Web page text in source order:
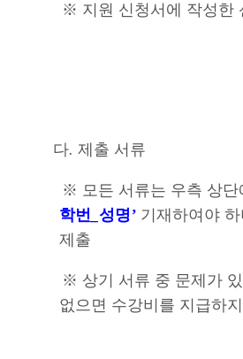
※ 지원 신청서에 작성한
다. 제출 서류
※ 모든 서류는 우측 상단
학번 성명 ’ 기재하여야 하
제출
※ 상기 서류 중 문제가
없으면 수강비를 지급하